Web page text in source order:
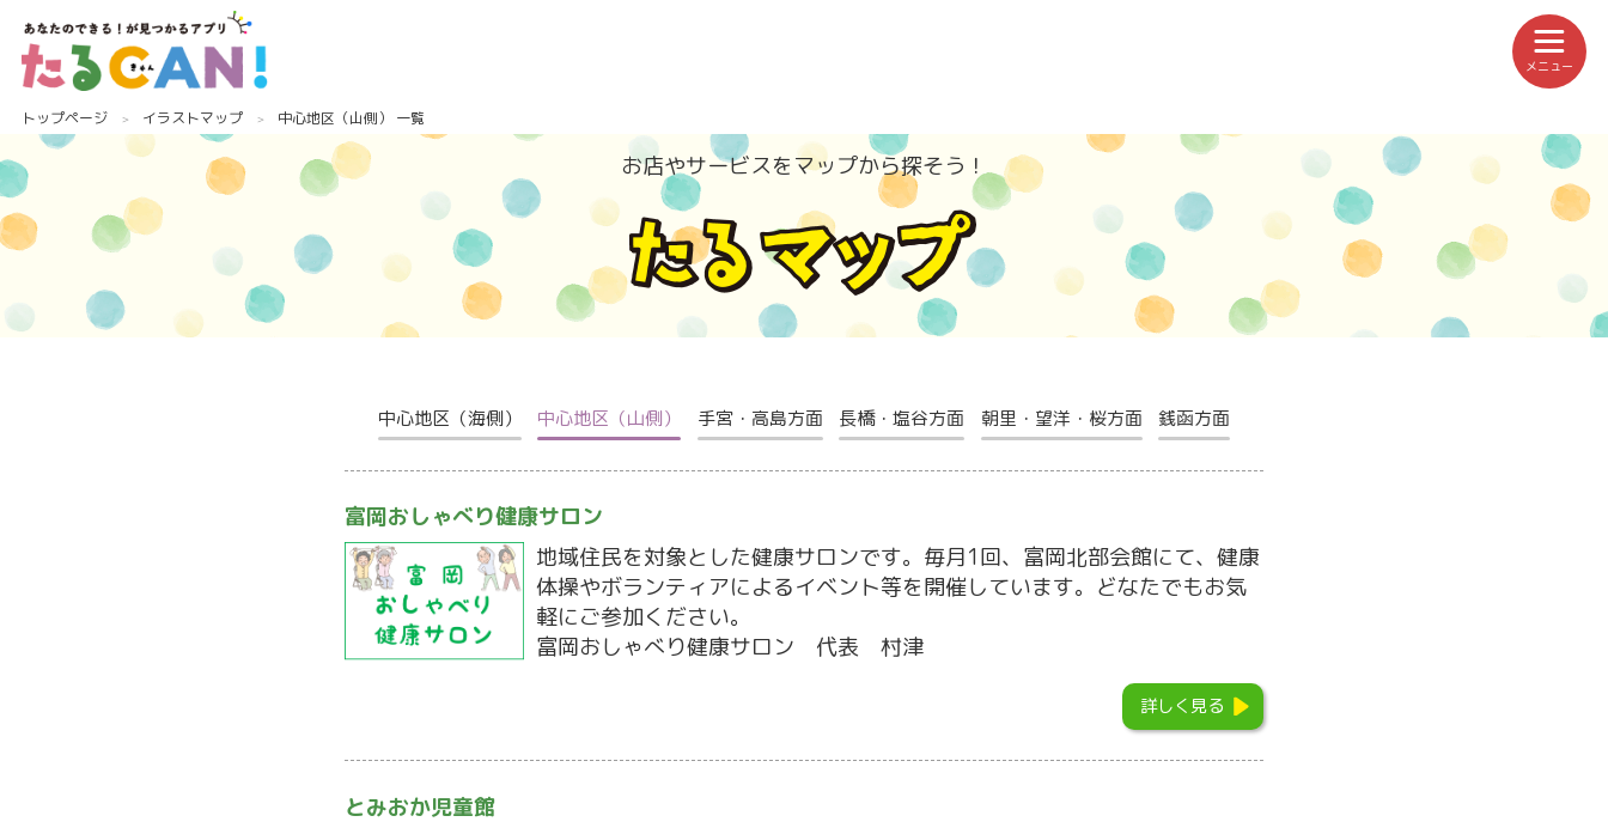
トップページ イラストマップ 中心地区（山側） 一覧
お店やサービスをマップから探そう！
中心地区（海側） 中心地区（山側） 手宮・高島方面 長橋・塩谷方面 朝里・望洋・桜方面 銭函方面
富岡おしゃべり健康サロン
地域住民を対象とした健康サロンです。毎月1回、富岡北部会館にて、健康
体操やボランティアによるイベント等を開催しています。どなたでもお気
軽にご参加ください。
富岡おしゃべり健康サロン 代表 村津
詳しく見る
とみおか児童館
メニュー